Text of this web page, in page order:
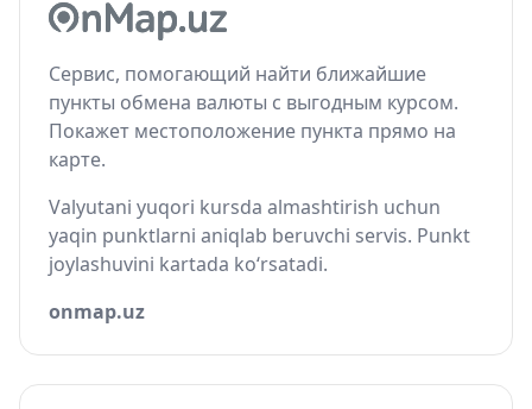
Сервис, помогающий найти ближайшие
пункты обмена валюты с выгодным курсом.
Покажет местоположение пункта прямо на
карте.
Valyutani yuqori kursda almashtirish uchun
yaqin punktlarni aniqlab beruvchi servis. Punkt
joylashuvini kartada ko‘rsatadi.
onmap.uz